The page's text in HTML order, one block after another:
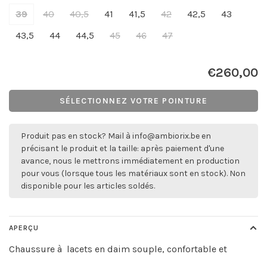
39 40 40,5 41 41,5 42 42,5
43
43,5
44 44,5 45 46 47
€260,00
SÉLECTIONNEZ VOTRE POINTURE
Produit pas en stock? Mail à info@ambiorix.be en
précisant le produit et la taille: après paiement d'une
avance, nous le mettrons immédiatement en production
pour vous (lorsque tous les matériaux sont en stock). Non
disponible pour les articles soldés.
APERÇU
Chaussure à lacets en daim souple, confortable et